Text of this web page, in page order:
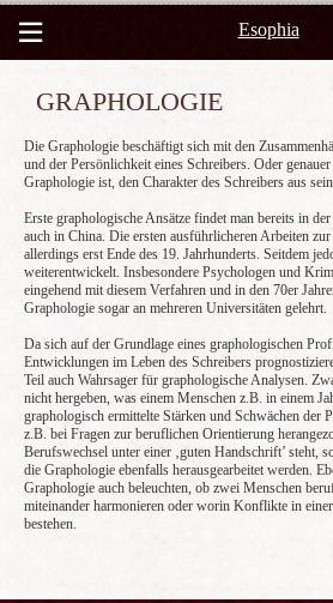
Esophia
GRAPHOLOGIE
Die Graphologie beschäftigt sich mit den
und der Persönlichkeit eines Schreibers. Oder
Graphologie ist, den Charakter des Schreibers aus
Erste graphologische Ansätze findet man bereits in
auch in China. Die ersten ausführlicheren Arbeiten
allerdings erst Ende des 19. Jahrhunderts. Seitdem
weiterentwickelt. Insbesondere Psychologen und
eingehend mit diesem Verfahren und in den 70er
Graphologie sogar an mehreren Universitäten gelehrt.
Da sich auf der Grundlage eines graphologischen
Entwicklungen im Leben des Schreibers
Teil auch Wahrsager für graphologische Analysen.
nicht hergeben, was einem Menschen z.B. in einem
graphologisch ermittelte Stärken und Schwächen der
z.B. bei Fragen zur beruflichen Orientierung
Berufswechsel unter einer ‚guten Handschrift’ steht,
die Graphologie ebenfalls herausgearbeitet werden.
Graphologie auch beleuchten, ob zwei Menschen
miteinander harmonieren oder worin Konflikte in
bestehen.